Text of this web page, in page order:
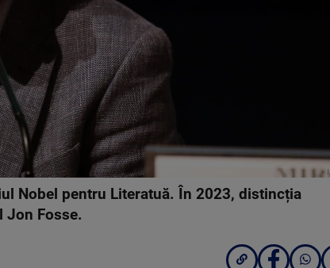
Nobel pentru Literatuă. În 2023, distincția
Jon Fosse.